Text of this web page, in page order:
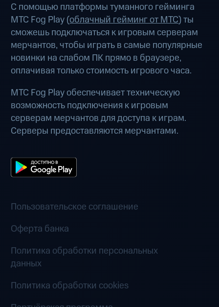
С помощью платформы туманного гейминга
МТС Fog Play (облачный гейминг от МТС) ты
сможешь подключаться к игровым серверам
мерчантов, чтобы играть в самые популярные
новинки на слабом ПК прямо в браузере,
оплачивая только стоимость игрового часа.
МТС Fog Play обеспечивает техническую
возможность подключения к игровым
серверам мерчантов для доступа к играм.
Серверы предоставляются мерчантами.
Пользовательское соглашение
Оферта банка
Политика обработки персональных
данных
Политика обработки cookies